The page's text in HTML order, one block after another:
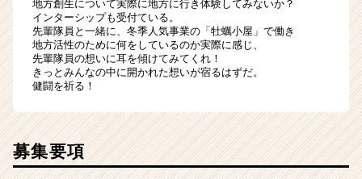
地方創生について実際に地方に行き体験してみないか？
インターシップも受付ている。
先輩隊員と一緒に、冬季人気事業の「牡蠣小屋」で働き
地方活性のために何をしているのか実際に感じ、
先輩隊員の想いに耳を傾けてみてくれ！
きっとみんなの中に開かれた想いが宿るはずだ。
健闘を祈る！
募集要項